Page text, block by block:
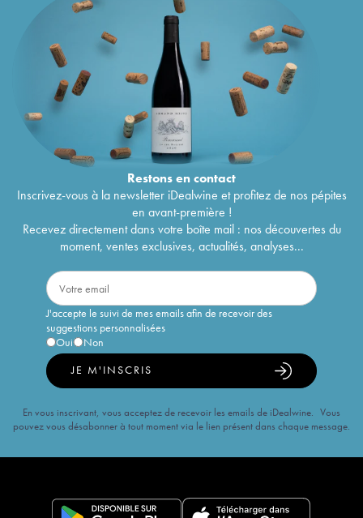
Restons encontact
Inscrivez-vous à la newsletter iDealwine et profitez de nos pépites
en avant-première !
Recevez directement dans votre boîte mail : nos découvertes du
moment, ventes exclusives, actualités, analyses...
J'accepte le suivi de mes emails afin de recevoir des
suggestions personnalisées
Oui
Non
JE M'INSCRIS
En vous inscrivant, vous acceptez de recevoir les emails de iDealwine. Vous
pouvez vous désabonner à tout moment via le lien présent dans chaque message.